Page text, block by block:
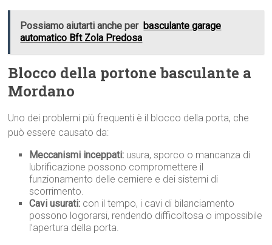
Possiamo aiutarti anche per basculante garage
automatico Bft Zola Predosa
Blocco della portone basculante a
Mordano
Uno dei problemi più frequenti è il blocco della porta, che
può essere causato da:
Meccanismi inceppati: usura, sporco o mancanza di
lubrificazione possono compromettere il
funzionamento delle cerniere e dei sistemi di
scorrimento.
Cavi usurati: con il tempo, i cavi di bilanciamento
possono logorarsi, rendendo difficoltosa o impossibile
l’apertura della porta.